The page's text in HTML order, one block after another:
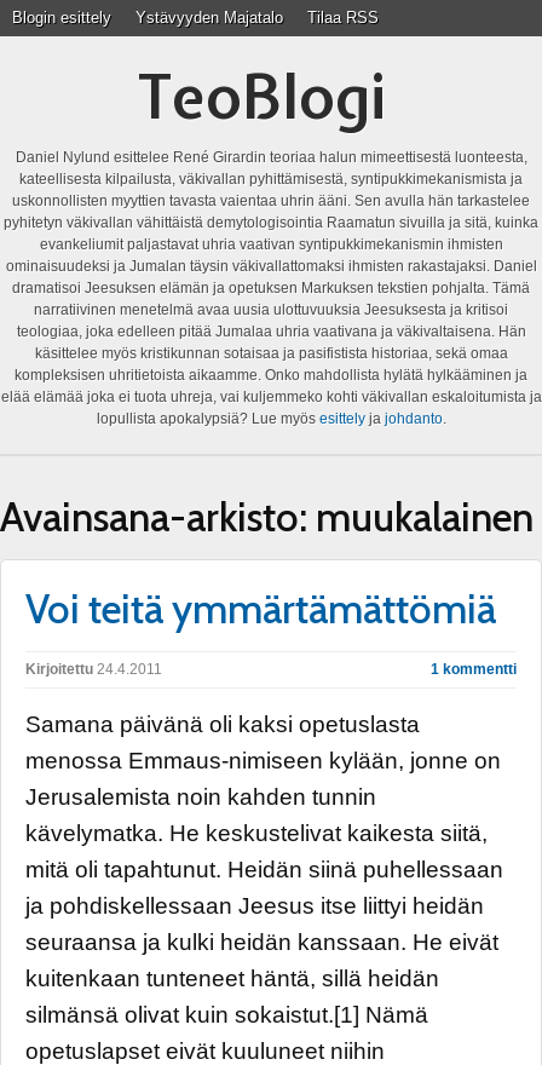
Blogin esittely Ystävyyden Majatalo Tilaa RSS
TeoBlogi
Daniel Nylund esittelee René Girardin teoriaa halun mimeettisestä luonteesta,
kateellisesta kilpailusta, väkivallan pyhittämisestä, syntipukkimekanismista ja
uskonnollisten myyttien tavasta vaientaa uhrin ääni. Sen avulla hän tarkastelee
pyhitetyn väkivallan vähittäistä demytologisointia Raamatun sivuilla ja sitä, kuinka
evankeliumit paljastavat uhria vaativan syntipukkimekanismin ihmisten
ominaisuudeksi ja Jumalan täysin väkivallattomaksi ihmisten rakastajaksi. Daniel
dramatisoi Jeesuksen elämän ja opetuksen Markuksen tekstien pohjalta. Tämä
narratiivinen menetelmä avaa uusia ulottuvuuksia Jeesuksesta ja kritisoi
teologiaa, joka edelleen pitää Jumalaa uhria vaativana ja väkivaltaisena. Hän
käsittelee myös kristikunnan sotaisaa ja pasifistista historiaa, sekä omaa
kompleksisen uhritietoista aikaamme. Onko mahdollista hylätä hylkääminen ja
elää elämää joka ei tuota uhreja, vai kuljemmeko kohti väkivallan eskaloitumista ja
lopullista apokalypsiä? Lue myös esittelyja johdanto.
Avainsana-arkisto: muukalainen
Voi teitä ymmärtämättömiä
Kirjoitettu 24.4.2011 1 kommentti
Samana päivänä oli kaksi opetuslasta
menossa Emmaus-nimiseen kylään, jonne on
Jerusalemista noin kahden tunnin
kävelymatka. He keskustelivat kaikesta siitä,
mitä oli tapahtunut. Heidän siinä puhellessaan
ja pohdiskellessaan Jeesus itse liittyi heidän
seuraansa ja kulki heidän kanssaan. He eivät
kuitenkaan tunteneet häntä, sillä heidän
silmänsä olivat kuin sokaistut.[1] Nämä
opetuslapset eivät kuuluneet niihin